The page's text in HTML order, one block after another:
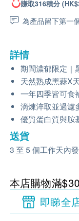
賺取316積分
為產品留下第一
詳情
期間濃郁限定｜
天然熟成黑蒜X
一年四季皆可食
滴煉淬取並過濾
優質蛋白質與胺
送貨
3 至 5 個工作天內
本店購物滿
即睇全